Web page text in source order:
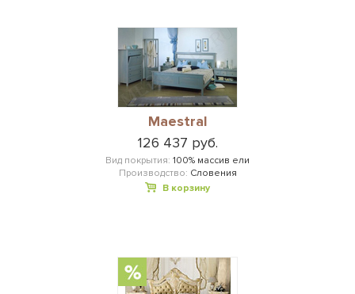
Maestral
126 437 руб.
Вид покрытия: 100% массив ели
Производство: Словения
В корзину